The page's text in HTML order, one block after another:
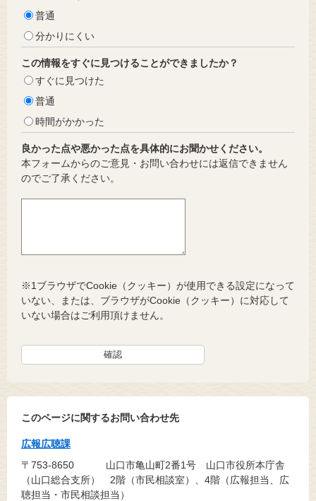
普通
分かりにくい
この情報をすぐに見つけることができましたか？
すぐに見つけた
普通
時間がかかった
良かった点や悪かった点を具体的にお聞かせください。
本フォームからのご意見・お問い合わせには返信できません
のでご了承ください。
※1ブラウザでCookie（クッキー）が使用できる設定になって
いない、または、ブラウザがCookie（クッキー）に対応して
いない場合はご利用頂けません。
このページに関するお問い合わせ先
広報広聴課
〒753-8650
山口市亀山町2番1号 山口市役所本庁舎
（山口総合支所） 2階（市民相談室）、4階（広報担当、広
聴担当・市民相談担当）